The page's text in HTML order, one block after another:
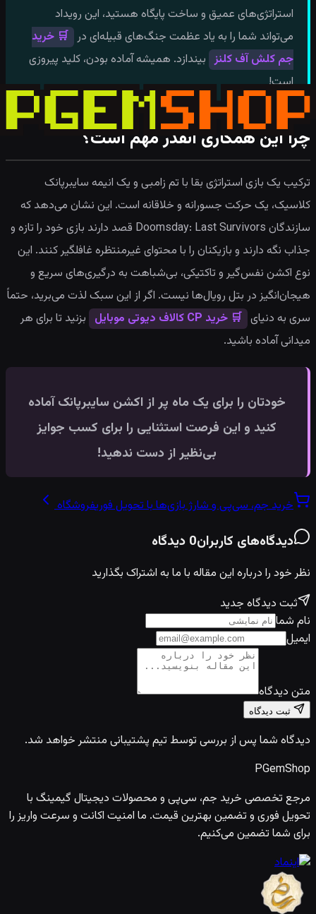
استراتژی‌های عمیق و ساخت پایگاه هستید، این رویداد
می‌تواند شما را به یاد عظمت جنگ‌های قبیله‌ای در 🛒 خرید
جم کلش آف کلنز بیندازد. همیشه آماده بودن، کلید پیروزی
است!
چرا این همکاری انقدر مهم است؟
ترکیب یک بازی استراتژی بقا با تم زامبی و یک انیمه سایبرپانک
کلاسیک، یک حرکت جسورانه و خلاقانه است. این نشان می‌دهد که
سازندگان Doomsday: Last Survivors قصد دارند بازی خود را تازه و
جذاب نگه دارند و بازیکنان را با محتوای غیرمنتظره غافلگیر کنند. این
نوع اکشن نفس‌گیر و تاکتیکی، بی‌شباهت به درگیری‌های سریع و
هیجان‌انگیز در بتل رویال‌ها نیست. اگر از این سبک لذت می‌برید، حتماً
سری به دنیای 🛒 خرید CP کالاف دیوتی موبایل
بزنید تا برای هر
میدانی آماده باشید.
خودتان را برای یک ماه پر از اکشن سایبرپانک آماده
کنید و این فرصت استثنایی را برای کسب جوایز
بی‌نظیر از دست ندهید!
خرید جم، سی‌پی و شارژ بازی‌ها با تحویل فوریفروشگاه
دیدگاه‌های کاربران0 دیدگاه
نظر خود را درباره این مقاله با ما به اشتراک بگذارید
ثبت دیدگاه جدید
نام شما
ایمیل
متن دیدگاه
ثبت دیدگاه
دیدگاه شما پس از بررسی توسط تیم پشتیبانی منتشر خواهد شد.
PGemShop
مرجع تخصصی خرید جم، سی‌پی و محصولات دیجیتال گیمینگ با
تحویل فوری و تضمین بهترین قیمت. ما امنیت اکانت و سرعت واریز را
برای شما تضمین می‌کنیم.